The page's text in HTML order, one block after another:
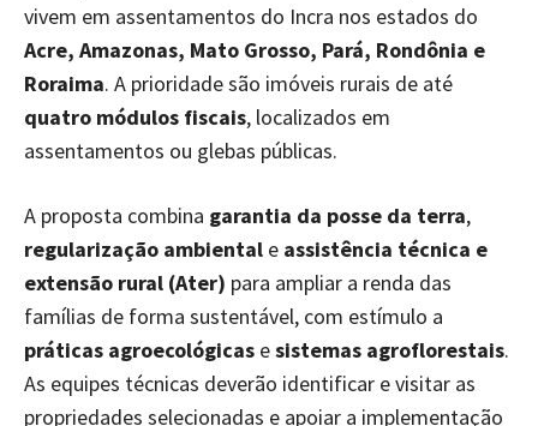
vivem em assentamentos do Incra nos estados do
Acre, Amazonas, Mato Grosso, Pará, Rondônia e
Roraima. A prioridade são imóveis rurais de até
quatro módulos fiscais, localizados em
assentamentos ou glebas públicas.
A proposta combina garantia da posse da terra,
regularização ambiental e assistência técnica e
extensão rural (Ater) para ampliar a renda das
famílias de forma sustentável, com estímulo a
práticas agroecológicas esistemas agroflorestais.
As equipes técnicas deverão identificar e visitar as
propriedades selecionadas e apoiar a implementação